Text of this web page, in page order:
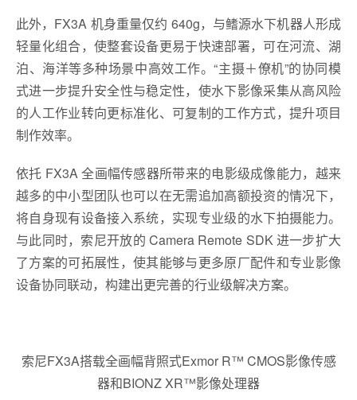
此外，FX3A 机身重量仅约 640g，与鳍源水下机器人形成
轻量化组合，使整套设备更易于快速部署，可在河流、湖
泊、海洋等多种场景中高效工作。“主摄＋僚机”的协同模
式进一步提升安全性与稳定性，使水下影像采集从高风险
的人工作业转向更标准化、可复制的工作方式，提升项目
制作效率。
依托 FX3A 全画幅传感器所带来的电影级成像能力，越来
越多的中小型团队也可以在无需追加高额投资的情况下，
将自身现有设备接入系统，实现专业级的水下拍摄能力。
与此同时，索尼开放的 Camera Remote SDK 进一步扩大
了方案的可拓展性，使其能够与更多原厂配件和专业影像
设备协同联动，构建出更完善的行业级解决方案。
索尼FX3A搭载全画幅背照式Exmor R™ CMOS影像传感
器和BIONZ XR™影像处理器